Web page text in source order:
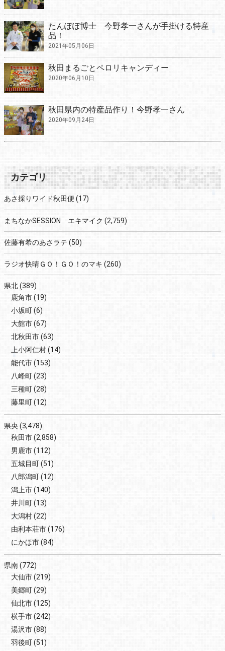
たんぽぽ博士 今野孝一さんが手掛ける特産
品！
2021年05月06日
秋田まるごとペロリキャンディー
2020年06月10日
秋田県内の特産品作り！今野孝一さん
2020年09月24日
カテゴリ
あさ採りワイド秋田便 (17)
まちなかSESSION エキマイク (2,759)
佐藤有希のあさラテ (50)
ラジオ快晴ＧＯ！ＧＯ！のマキ (260)
県北(389)
鹿角市(19)
小坂町(6)
大館市(67)
北秋田市(63)
上小阿仁村(14)
能代市(153)
八峰町(23)
三種町(28)
藤里町(12)
県央(3,478)
秋田市(2,858)
男鹿市(112)
五城目町(51)
八郎潟町(12)
潟上市(140)
井川町(13)
大潟村(22)
由利本荘市(176)
にかほ市(84)
県南(772)
大仙市(219)
美郷町(29)
仙北市(125)
横手市(242)
湯沢市(88)
羽後町(51)